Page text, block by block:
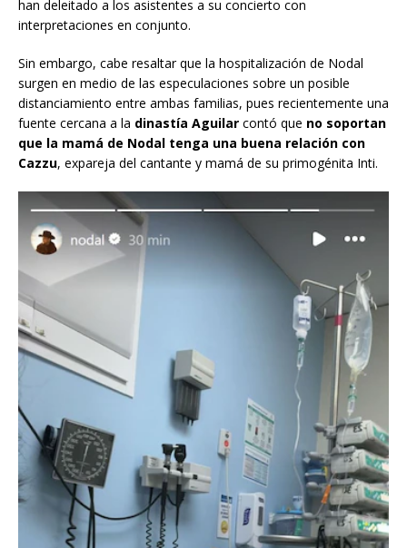
han deleitado a los asistentes a su concierto con
interpretaciones en conjunto.
Sin embargo, cabe resaltar que la hospitalización de Nodal
surgen en medio de las especulaciones sobre un posible
distanciamiento entre ambas familias, pues recientemente una
fuente cercana a la dinastía Aguilar contó que no soportan
que la mamá de Nodal tenga una buena relación con
Cazzu, expareja del cantante y mamá de su primogénita Inti.